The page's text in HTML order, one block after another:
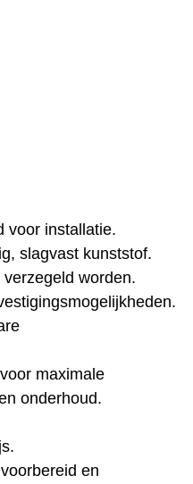
voor installatie.
slagvast kunststof.
worden.
maximale
onderhoud.
en